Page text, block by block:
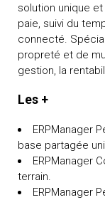
solution unique
paie, suivi du
connecté.
propreté et de
gestion, la
Les +
ERPManager
base partagée
ERPManager
terrain.
ERPManager